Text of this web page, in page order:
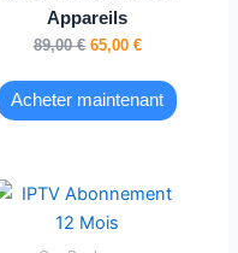
Appareils
89,00€ 65,00 €
Acheter maintenant